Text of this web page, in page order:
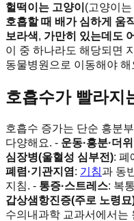
헐떡이는 고양이 (고양이
호흡할 때 배가 심하게 움
보라색, 가만히 있는데도
이 중 하나라도 해당되면
동물병원으로 이동해야 해
호흡수가 빨라지
호흡수 증가는 단순 흥분
다양해요. - 운동·흥분·더위
심장병(울혈성 심부전): 폐
폐렴·기관지염: 기침과 동
지침. - 통증·스트레스: 복
갑상샘항진증(주로 노령묘
수의내과학 교과서에서는